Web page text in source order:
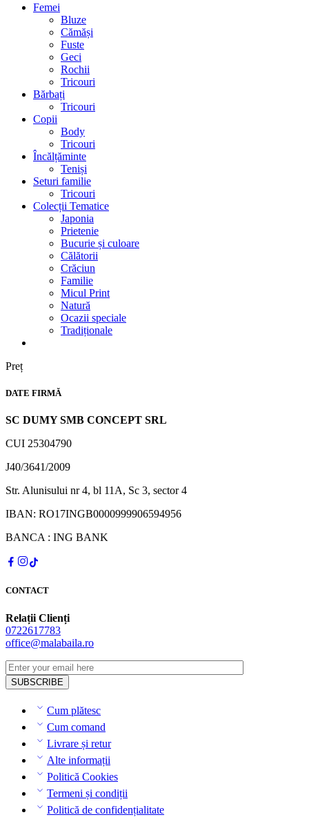
Femei
Bluze
Cămăși
Fuste
Geci
Rochii
Tricouri
Bărbați
Tricouri
Copii
Body
Tricouri
Încălțăminte
Teniși
Seturi familie
Tricouri
Colecții Tematice
Japonia
Prietenie
Bucurie și culoare
Călătorii
Crăciun
Familie
Micul Print
Natură
Ocazii speciale
Tradiționale
Preț
DATE FIRMĂ
SC DUMY SMB CONCEPT SRL
CUI 25304790
J40/3641/2009
Str. Alunisului nr 4, bl 11A, Sc 3, sector 4
IBAN: RO17INGB0000999906594956
BANCA : ING BANK
CONTACT
Relații Clienți
0722617783
office@malabaila.ro
Cum plătesc
Cum comand
Livrare și retur
Alte informații
Politică Cookies
Termeni și condiții
Politică de confidențialitate